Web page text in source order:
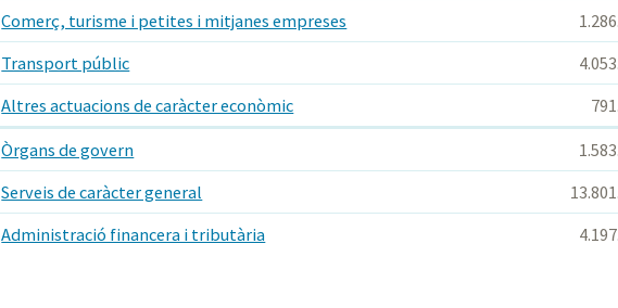
Comerç, turisme i petites i mitjanes empreses
Transport públic
Altres actuacions de caràcter econòmic
Òrgans de govern
Serveis de caràcter general
Administració financera i tributària